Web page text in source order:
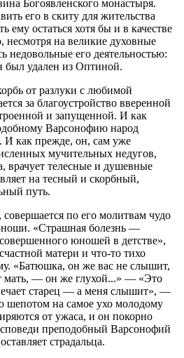
Богоявленского монастыря.
его в скиту для жительства
ему остаться хотя бы и в качестве
на великие духовные
недовольные его деятельностью:
был удален из Оптиной.
от разлуки с любимой
за благоустройство вверенной
и запущенной. И как
Варсонофию народ
как прежде, он, сам уже
мучительных недугов,
врачует телесные и душевные
на тесный и скорбный,
путь.
по его молитвам чудо
«Страшная болезнь —
юношей в детстве»,
матери и что-то тихо
«Батюшка, он же вас не слышит,
мать, — он же глухой...» — «Это
старец — а меня слышит», —
шепотом на самое ухо молодому
от ужаса, и он покорно
преподобный Варсонофий
страдальца.